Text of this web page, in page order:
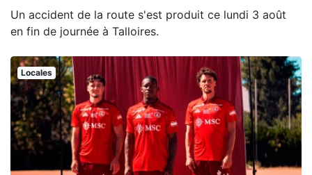
Un accident de la route s'est produit ce lundi 3 août
en fin de journée à Talloires.
Locales